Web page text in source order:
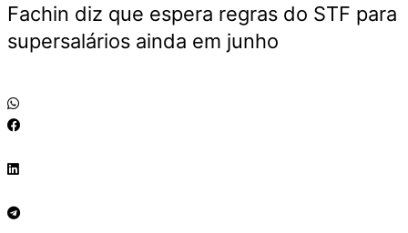
Fachin diz que espera regras do STF para
supersalários ainda em junho